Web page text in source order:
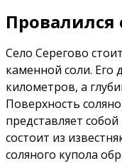
Провалился
Село Серегово
каменной соли. Его
километров, а
Поверхность
представляет
состоит из
соляного купола